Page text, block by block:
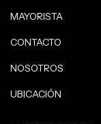
MAYORISTA
CONTACTO
NOSOTROS
UBICACIÓN